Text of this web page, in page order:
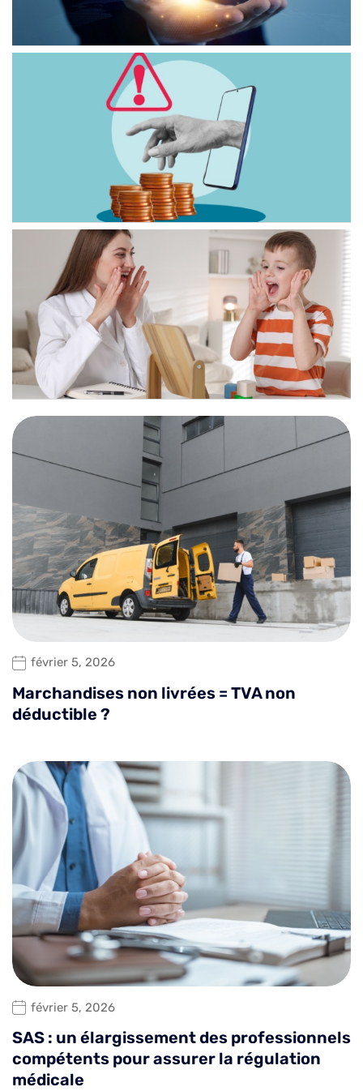
février 5, 2026
Marchandises non livrées = TVA non
déductible ?
février 5, 2026
SAS : un élargissement des professionnels
compétents pour assurer la régulation
médicale